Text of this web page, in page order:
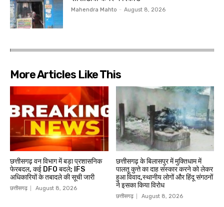
Mahendra Mahto - August 8, 2026
More Articles Like This
छत्तीसगढ़ वन विभाग में बड़ा प्रशासनिक
फेरबदल, कई DFO बदले; IFS
अधिकारियों के तबादले की सूची जारी
छत्तीसगढ़ August 8, 2026
छत्तीसगढ़ के बिलासपुर में मुक्तिधाम में
पालतू कुत्ते का दाह संस्कार करने को लेकर
हुआ विवाद,स्थानीय लोगों और हिंदू संगठनों
ने इसका किया विरोध
छत्तीसगढ़ August 8, 2026